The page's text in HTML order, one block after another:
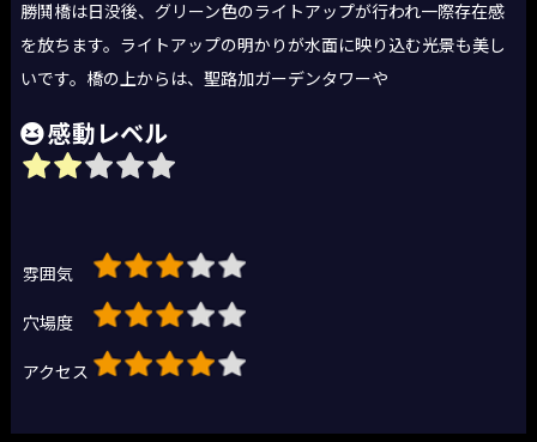
勝鬨橋は日没後、グリーン色のライトアップが行われ一際存在感
を放ちます。ライトアップの明かりが水面に映り込む光景も美し
いです。橋の上からは、聖路加ガーデンタワーや
感動レベル
雰囲気
穴場度
アクセス